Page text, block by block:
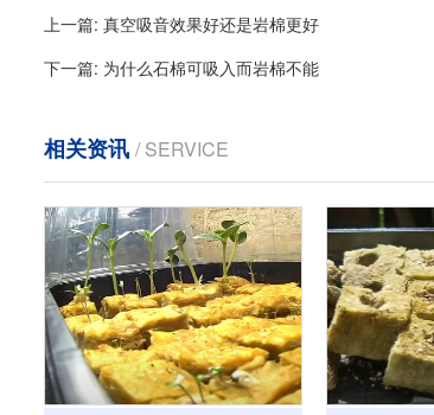
上一篇: 真空吸音效果好还是岩棉更好
下一篇: 为什么石棉可吸入而岩棉不能
相关资讯 / SERVICE